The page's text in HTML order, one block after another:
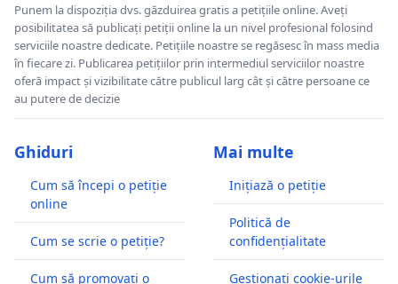
Punem la dispoziția dvs. găzduirea gratis a petițiile online. Aveți
posibilitatea să publicați petiții online la un nivel profesional folosind
serviciile noastre dedicate. Petițiile noastre se regăsesc în mass media
în fiecare zi. Publicarea petițiilor prin intermediul serviciilor noastre
oferă impact și vizibilitate către publicul larg cât și către persoane ce
au putere de decizie
Ghiduri
Cum să începi o petiție
online
Cum se scrie o petiție?
Cum să promovați o
Mai multe
Inițiază o petiție
Politică de
confidențialitate
Gestionați cookie-urile